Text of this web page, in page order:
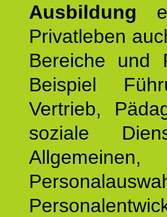
Ausbildung
Privatleben
Bereiche und
Beispiel
Vertrieb,
soziale
Allgemeinen,